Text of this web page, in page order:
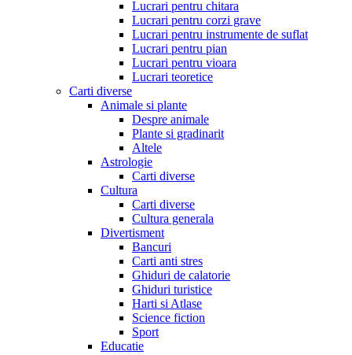
Lucrari pentru chitara
Lucrari pentru corzi grave
Lucrari pentru instrumente de suflat
Lucrari pentru pian
Lucrari pentru vioara
Lucrari teoretice
Carti diverse
Animale si plante
Despre animale
Plante si gradinarit
Altele
Astrologie
Carti diverse
Cultura
Carti diverse
Cultura generala
Divertisment
Bancuri
Carti anti stres
Ghiduri de calatorie
Ghiduri turistice
Harti si Atlase
Science fiction
Sport
Educatie